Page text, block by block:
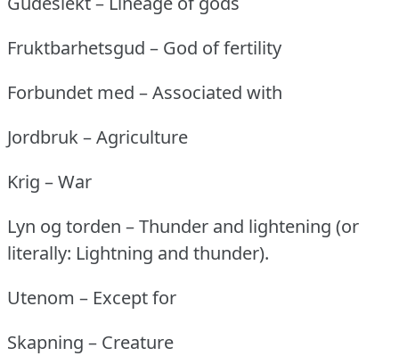
Fruktbarhetsgud – God of fertility
Forbundet med – Associated with
Jordbruk – Agriculture
Krig – War
Lyn og torden – Thunder and lightening (or
literally: Lightning and thunder).
Utenom – Except for
Skapning – Creature